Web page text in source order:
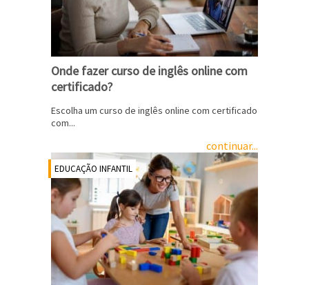
Onde fazer curso de inglês online com
certificado?
Escolha um curso de inglês online com certificado
com...
continuar...
EDUCAÇÃO INFANTIL